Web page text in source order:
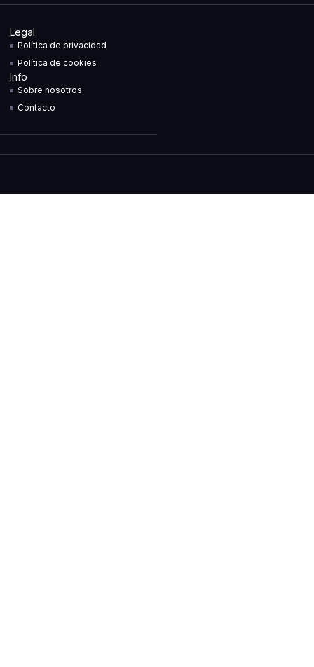
Legal
Política de privacidad
Política de cookies
Info
Sobre nosotros
Contacto